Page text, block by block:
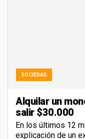
SOCIEDAD
Alquilar un
salir $30.000
En los últimos 12
explicación de un